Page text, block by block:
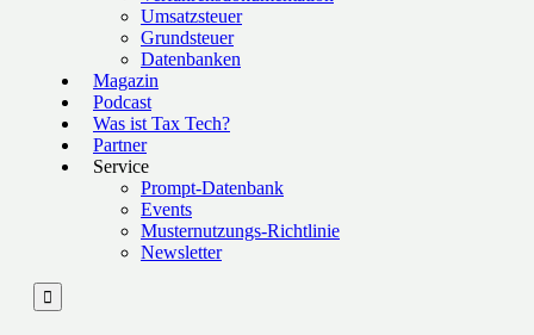
Umsatzsteuer
Grundsteuer
Datenbanken
Magazin
Podcast
Was ist Tax Tech?
Partner
Service
Prompt-Datenbank
Events
Musternutzungs-Richtlinie
Newsletter
